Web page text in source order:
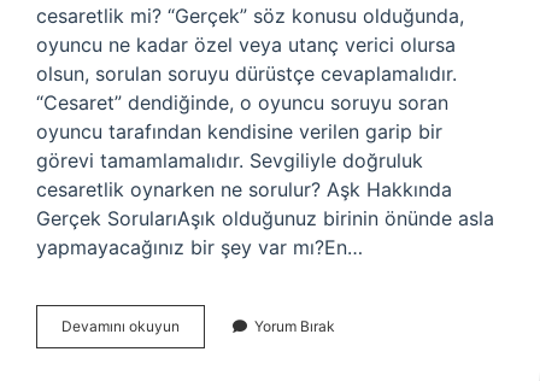
cesaretlik mi? “Gerçek” söz konusu olduğunda,
oyuncu ne kadar özel veya utanç verici olursa
olsun, sorulan soruyu dürüstçe cevaplamalıdır.
“Cesaret” dendiğinde, o oyuncu soruyu soran
oyuncu tarafından kendisine verilen garip bir
görevi tamamlamalıdır. Sevgiliyle doğruluk
cesaretlik oynarken ne sorulur? Aşk Hakkında
Gerçek SorularıAşık olduğunuz birinin önünde asla
yapmayacağınız bir şey var mı?En…
Devamını okuyun
Diyen
Yorum Bırak